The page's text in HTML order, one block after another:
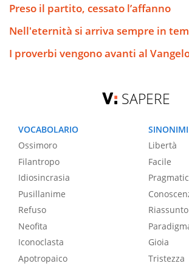
Preso il partito, cessato l’affanno
Nell'eternità si arriva sempre in
I proverbi vengono avanti al
SAPERE
VOCABOLARIO
Ossimoro
Filantropo
Idiosincrasia
Pusillanime
Refuso
Neofita
Iconoclasta
Apotropaico
SINONIMI
Libertà
Facile
Riassunto
Gioia
Tristezza